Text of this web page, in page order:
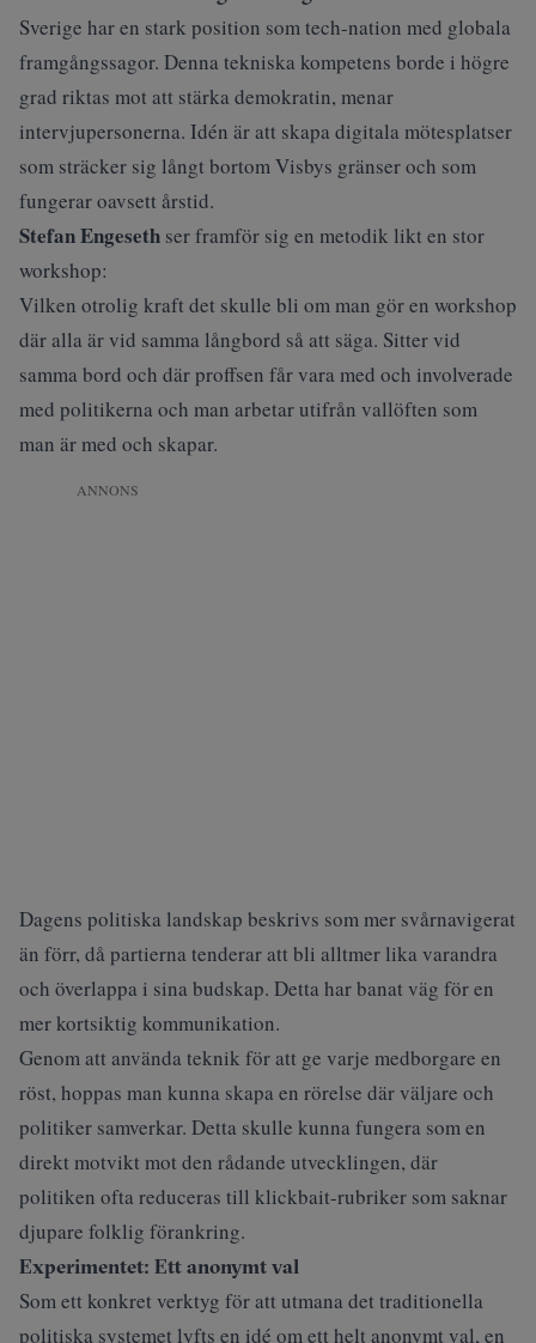
Sverige har en stark position som tech-nation med globala
framgångssagor. Denna tekniska kompetens borde i högre
grad riktas mot att stärka demokratin, menar
intervjupersonerna. Idén är att skapa digitala mötesplatser
som sträcker sig långt bortom Visbys gränser och som
fungerar oavsett årstid.
Stefan Engeseth ser framför sig en metodik likt en stor
workshop:
Vilken otrolig kraft det skulle bli om man gör en workshop
där alla är vid samma långbord så att säga. Sitter vid
samma bord och där proffsen får vara med och involverade
med politikerna och man arbetar utifrån vallöften som
man är med och skapar.
ANNONS
Dagens politiska landskap beskrivs som mer svårnavigerat
än förr, då partierna tenderar att bli alltmer lika varandra
och överlappa i sina budskap. Detta har banat väg för en
mer kortsiktig kommunikation.
Genom att använda teknik för att ge varje medborgare en
röst, hoppas man kunna skapa en rörelse där väljare och
politiker samverkar. Detta skulle kunna fungera som en
direkt motvikt mot den rådande utvecklingen, där
politiken ofta reduceras till klickbait-rubriker som saknar
djupare folklig förankring.
Experimentet: Ett anonymt val
Som ett konkret verktyg för att utmana det traditionella
politiska systemet lyfts en idé om ett helt anonymt val, en